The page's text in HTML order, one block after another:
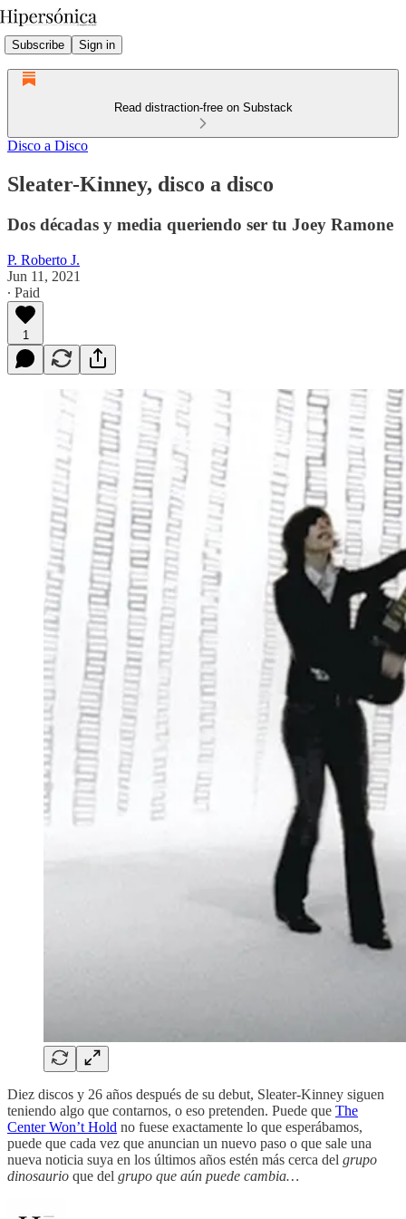
Subscribe Sign in
Read distraction-free on Substack
Disco a Disco
Sleater-Kinney, disco a disco
Dos décadas y media queriendo ser tu Joey Ramone
P. Roberto J.
Jun 11, 2021
∙ Paid
1
Diez discos y 26 años después de su debut, Sleater-Kinney siguen
teniendo algo que contarnos, o eso pretenden. Puede que The
Center Won’t Hold no fuese exactamente lo que esperábamos,
puede que cada vez que anuncian un nuevo paso o que sale una
nueva noticia suya en los últimos años estén más cerca del grupo
dinosaurio que del grupo que aún puede cambia…